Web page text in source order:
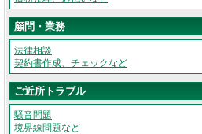
顧問・業務
法律相談
契約書作成、チェックなど
ご近所トラブル
騒音問題
境界線問題など